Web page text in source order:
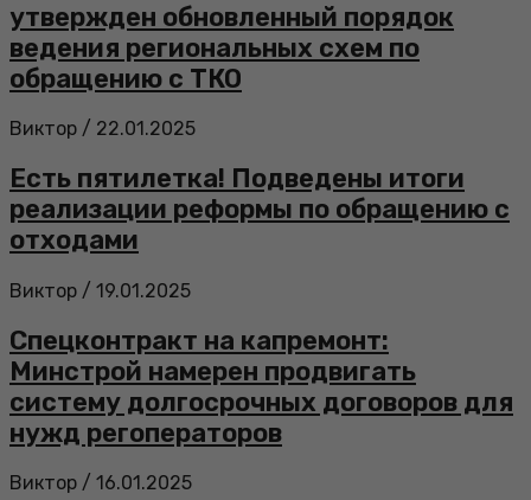
утвержден обновленный порядок
ведения региональных схем по
обращению с ТКО
Виктор / 22.01.2025
Есть пятилетка! Подведены итоги
реализации реформы по обращению с
отходами
Виктор / 19.01.2025
Спецконтракт на капремонт:
Минстрой намерен продвигать
систему долгосрочных договоров для
нужд регоператоров
Виктор / 16.01.2025